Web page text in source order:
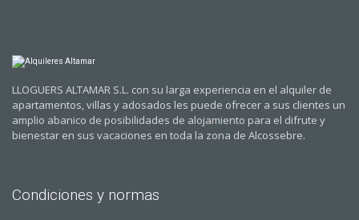
LLOGUERS ALTAMAR S.L. con su larga experiencia en el alquiler de
apartamentos, villas y adosados les puede ofrecer a sus clientes un
amplio abanico de posibilidades de alojamiento para el difrute y
bienestar en sus vacaciones en toda la zona de Alcossebre.
Condiciones y normas